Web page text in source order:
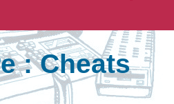
: Cheats